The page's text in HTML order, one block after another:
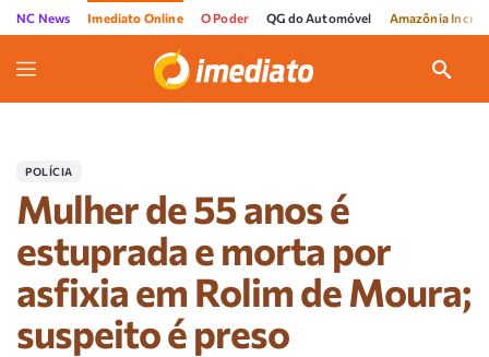
NC News Imediato Online O Poder QG do Automóvel Amazônia
POLÍCIA
Mulher de 55 anos é
estuprada e morta por
asfixia em Rolim de Moura;
suspeito é preso